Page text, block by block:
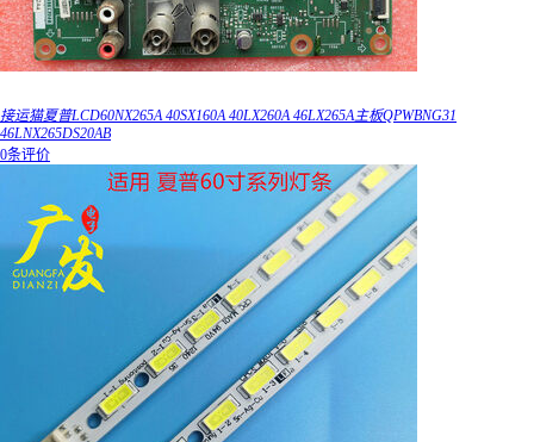
接运猫夏普LCD60NX265A 40SX160A 40LX260A 46LX265A主板QPWBNG31
46LNX265DS20AB
0条评价